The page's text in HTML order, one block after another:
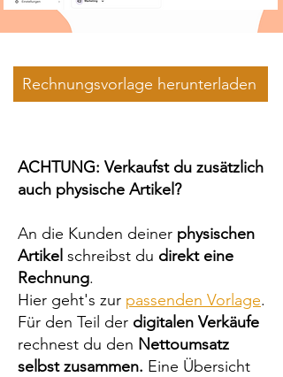
Rechnungsvorlage herunterladen
ACHTUNG: Verkaufst du zusätzlich
auch physische Artikel?
An die Kunden deiner physischen
Artikel schreibst du direkt eine
Rechnung.
Hier geht's zur passenden Vorlage.
Für den Teil der digitalen Verkäufe
rechnest du den Nettoumsatz
selbst zusammen. Eine Übersicht